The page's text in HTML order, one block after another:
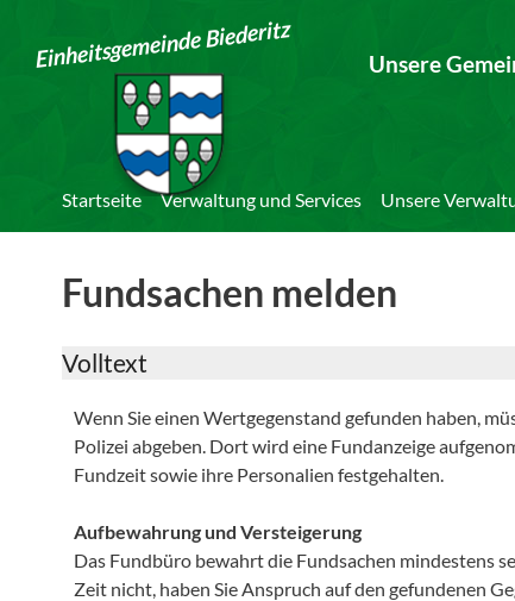
Einheitsgemeinde Biederitz Unsere
Startseite Verwaltung und Services Unsere
Fundsachen melden
Volltext
Wenn Sie einen Wertgegenstand gefunden haben,
Polizei abgeben. Dort wird eine Fundanzeige
Fundzeit sowie ihre Personalien festgehalten.
Aufbewahrung und Versteigerung
Das Fundbüro bewahrt die Fundsachen mindestens
Zeit nicht, haben Sie Anspruch auf den gefundenen